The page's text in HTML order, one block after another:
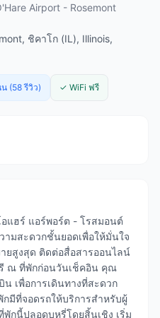
Airport - Rosemont
ชิคาโก (IL), Illinois,
(58 รีวิว) ✓ WiFi ฟรี
แฮร์ แอร์พอร์ต - โรสมอนต์
ามสะดวกชั้นยอดเพื่อให้มั่นใจ
ยสูงสุด ติดต่อสื่อสารออนไลน์
ณ ที่พักก่อนวันเช็คอิน คุณ
เพื่อการเดินทางที่สะดวก
มีที่จอดรถให้บริการสำหรับผู้
กนี้ปลอดบุหรี่โดยสิ้นเชิง เริ่ม